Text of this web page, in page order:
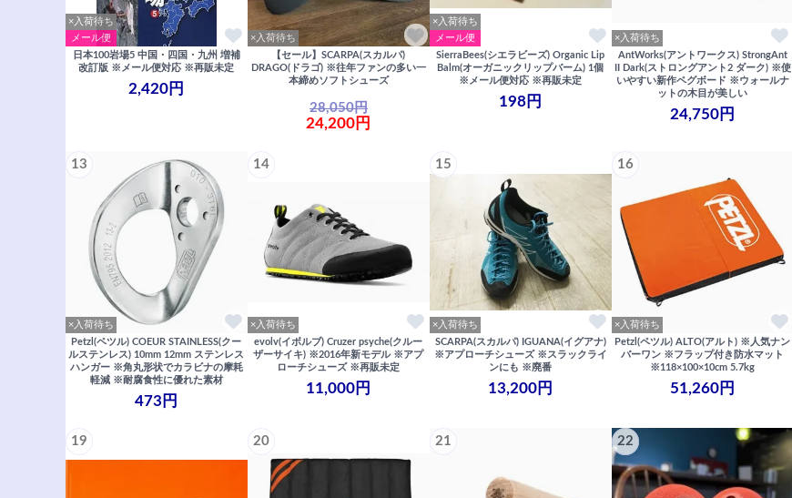
×入荷待ち
メール便
日本100岩場5 中国・四国・九州 増補
改訂版 ※メール便対応 ※再販未定
2,420円
×入荷待ち
【セール】SCARPA(スカルパ)
DRAGO(ドラゴ) ※往年ファンの多い一
本締めソフトシューズ
28,050円
24,200円
×入荷待ち
メール便
SierraBees(シエラビーズ) Organic Lip
Balm(オーガニックリップバーム) 1個
※メール便対応 ※再販未定
198円
×入荷待ち
AntWorks(アントワークス) StrongAnt
II Dark(ストロングアント2 ダーク) ※使
いやすい新作ペグボード ※ウォールナ
ットの木目が美しい
24,750円
13
×入荷待ち
Petzl(ペツル) COEUR STAINLESS(クー
ルステンレス) 10mm 12mm ステンレス
ハンガー ※角丸形状でカラビナの摩耗
軽減 ※耐腐食性に優れた素材
473円
14
×入荷待ち
evolv(イボルブ) Cruzer psyche(クルー
ザーサイキ) ※2016年新モデル ※アプ
ローチシューズ ※再販未定
11,000円
15
×入荷待ち
SCARPA(スカルパ) IGUANA(イグアナ)
※アプローチシューズ ※スラックライ
ンにも ※廃番
13,200円
16
×入荷待ち
Petzl(ペツル) ALTO(アルト) ※人気ナン
バーワン ※フラップ付き防水マット
※118×100×10cm 5.7kg
51,260円
19 20 21 22